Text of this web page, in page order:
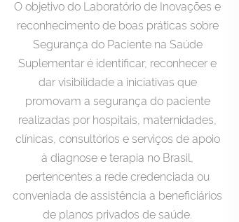
O objetivo do Laboratório de Inovações e
reconhecimento de boas práticas sobre
Segurança do Paciente na Saúde
Suplementar é identificar, reconhecer e
dar visibilidade a iniciativas que
promovam a segurança do paciente
realizadas por hospitais, maternidades,
clínicas, consultórios e serviços de apoio
à diagnose e terapia no Brasil,
pertencentes a rede credenciada ou
conveniada de assistência a beneficiários
de planos privados de saúde.